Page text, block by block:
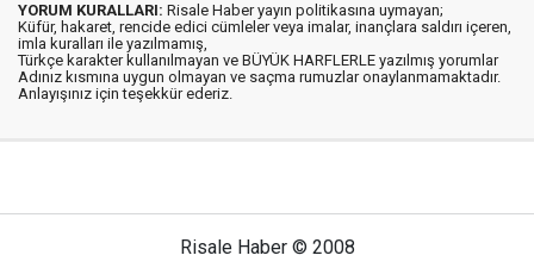
YORUM KURALLARI: Risale Haber yayın politikasına uymayan;
Küfür, hakaret, rencide edici cümleler veya imalar, inançlara saldırı içeren,
imla kuralları ile yazılmamış,
Türkçe karakter kullanılmayan ve BÜYÜK HARFLERLE yazılmış yorumlar
Adınız kısmına uygun olmayan ve saçma rumuzlar onaylanmamaktadır.
Anlayışınız için teşekkür ederiz.
Risale Haber © 2008